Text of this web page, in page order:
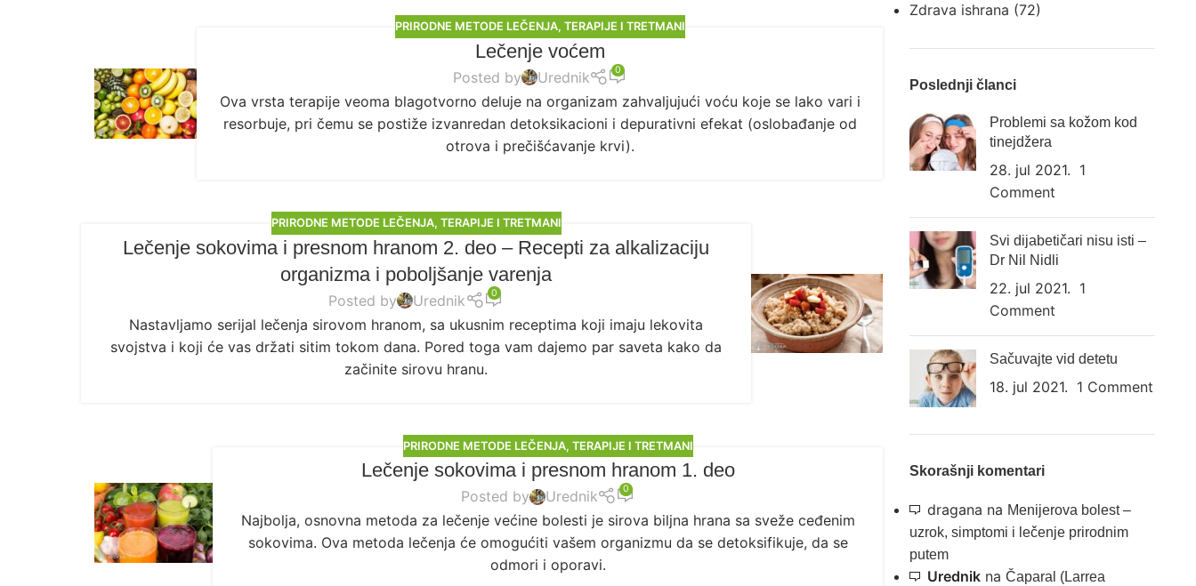
PRIRODNE METODE LEČENJA, TERAPIJE I TRETMANI
Lečenje voćem
Posted by Urednik 0
Ova vrsta terapije veoma blagotvorno deluje na organizam zahvaljujući voću koje se lako vari i
resorbuje, pri čemu se postiže izvanredan detoksikacioni i depurativni efekat (oslobađanje od
otrova i prečišćavanje krvi).
PRIRODNE METODE LEČENJA, TERAPIJE I TRETMANI
Lečenje sokovima i presnom hranom 2. deo – Recepti za alkalizaciju
organizma i poboljšanje varenja
Posted by Urednik 0
Nastavljamo serijal lečenja sirovom hranom, sa ukusnim receptima koji imaju lekovita
svojstva i koji će vas držati sitim tokom dana. Pored toga vam dajemo par saveta kako da
začinite sirovu hranu.
PRIRODNE METODE LEČENJA, TERAPIJE I TRETMANI
Lečenje sokovima i presnom hranom 1. deo
Posted by Urednik 0
Najbolja, osnovna metoda za lečenje većine bolesti je sirova biljna hrana sa sveže ceđenim
sokovima. Ova metoda lečenja će omogućiti vašem organizmu da se detoksifikuje, da se
odmori i oporavi.
Zdrava ishrana (72)
Poslednji članci
Problemi sa kožom kod
tinejdžera
28. jul 2021. 1
Comment
Svi dijabetičari nisu isti –
Dr Nil Nidli
22. jul 2021. 1
Comment
Sačuvajte vid detetu
18. jul 2021. 1 Comment
Skorašnji komentari
dragana na Menijerova bolest –
uzrok, simptomi i lečenje prirodnim
putem
Urednik naČaparal (Larrea